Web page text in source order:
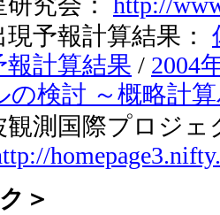
予報計算結果：
報計算結果 / 2004
の検討 ～概略計
観測国際プロジ
＞